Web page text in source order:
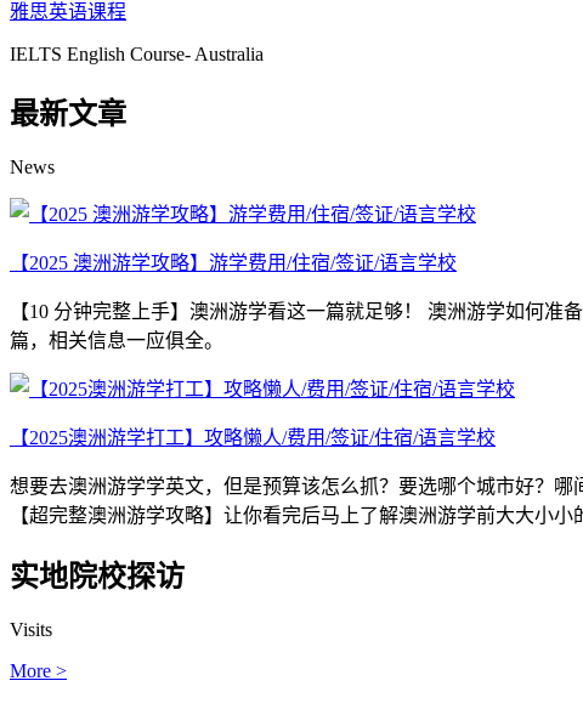
雅思英语课程
IELTS English Course- Australia
最新文章
News
【2025 澳洲游学攻略】游学费用/住宿/签证/语言学校
【10 分钟完整上手】澳洲游学看这一篇就足够！ 澳洲游学如何
篇，相关信息一应俱全。
【2025澳洲游学打工】攻略懒人/费用/签证/住宿/语言学校
想要去澳洲游学学英文，但是预算该怎么抓？要选哪个城市好？
【超完整澳洲游学攻略】让你看完后马上了解澳洲游学前大大小小
实地院校探访
Visits
More >